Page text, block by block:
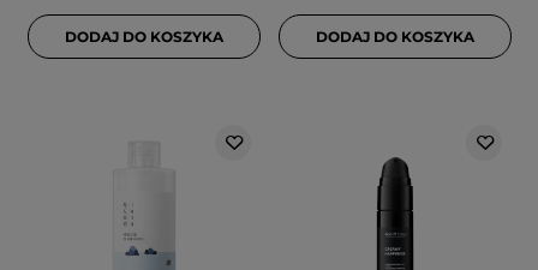
DODAJ DO KOSZYKA DODAJ DO KOSZYKA